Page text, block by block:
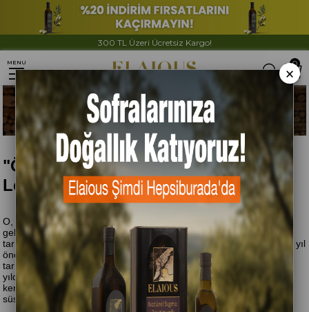
300 TL Üzeri Ücretsiz Kargo!
0
MENU
"Ölümsüz Ağaç"tan Gelen Nadide
Lezzet: Zeytinyağı
O, üç bin yıl yaşayan ve yaprak dökmeyen bir ağacın meyvesinden
gelir; zeytin ağacının. Nam-ı diğer ölümsüz ağacın. Bu özel ağacın
tarihi, Ege Denizi'ndeki Santorini adasında bulunan fosillerle 39 bin yıl
önceye kadar uzanır. İnsanın bu ağacın meyvelerini keşfetmesi ve
tarımına başlaması ise M.Ö. 4500'lü yılları bulur. Yani zeytin, 6 bin
yıldan fazla bir süredir insanlık için önemli bir noktadadır. Öyle ki
kendisine mitolojide de yer bulmuş, antik çağlardaki mitleri
süslemiştir.
×